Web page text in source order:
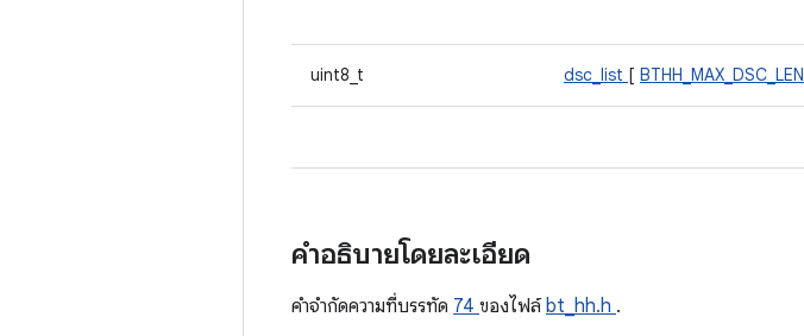
uint8_t dsc_list [ BTHH_MAX_DSC_LEN
คำอธิบายโดยละเอียด
คําจํากัดความที่บรรทัด 74 ของไฟล์bt_hh.h .